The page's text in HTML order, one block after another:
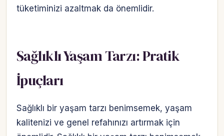
tüketiminizi azaltmak da önemlidir.
Sağlıklı Yaşam Tarzı: Pratik
İpuçları
Sağlıklı bir yaşam tarzı benimsemek, yaşam
kalitenizi ve genel refahınızı artırmak için